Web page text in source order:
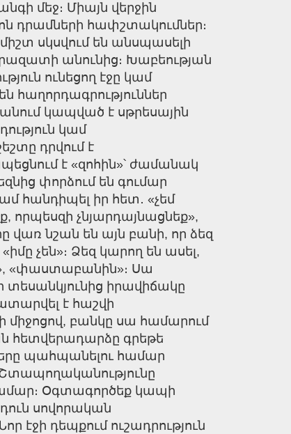
մեջ։ Միայն վերջին
դրամների հափշտակումներ։
սկսվում են անսպասելի
անունից։ Խաբեության
ունեցող էջը կամ
հաղորդագրություններ
կապված է սթրեսային
կամ
դրվում է
է «զոհին»՝ ժամանակ
փորձում են գումար
հանդիպել իր հետ․ «չեմ
որպեսզի չնյարդայնացնեք»,
վառ նշան են այն բանի, որ ձեզ
չեն»։ Ձեզ կարող են ասել,
«փաստաբանին»։ Սա
իրավիճակը
է հաշվի
միջոցով, բանկը սա համարում
հետվերադարձը գրեթե
պահպանելու համար
Օգտագործեք կապի
սովորական
էջի դեպքում ուշադրություն